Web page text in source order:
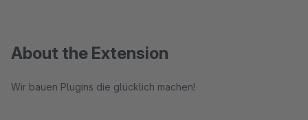
About the Extension
Wir bauen Plugins die glücklich machen!